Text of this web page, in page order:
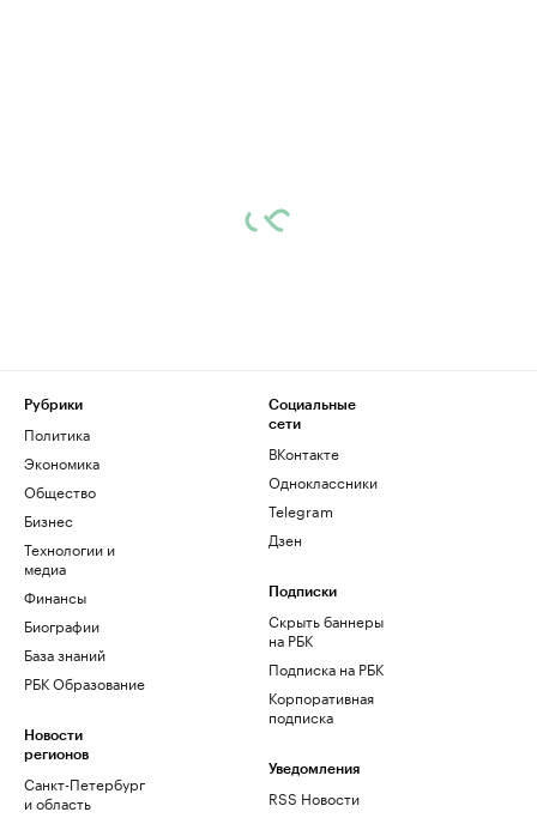
Рубрики
Политика
Экономика
Общество
Бизнес
Технологии и
медиа
Финансы
Биографии
База знаний
РБК Образование
Новости
регионов
Санкт-Петербург
и область
Социальные
сети
ВКонтакте
Одноклассники
Telegram
Дзен
Подписки
Скрыть баннеры
на РБК
Подписка на РБК
Корпоративная
подписка
Уведомления
RSS Новости